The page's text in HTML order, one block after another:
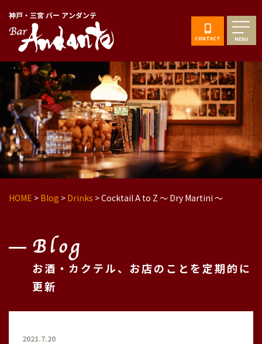
神戸・三宮 バー アンダンテ
CONTACT MENU
HOME > Blog > Drinks >Cocktail A to Z 〜 Dry Martini 〜
Blog
お酒・カクテル、お店のことを定期的に
更新
2021.7.20